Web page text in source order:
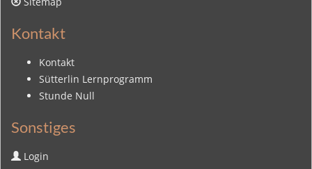
Kontakt
Kontakt
Sütterlin Lernprogramm
Stunde Null
Sonstiges
Login